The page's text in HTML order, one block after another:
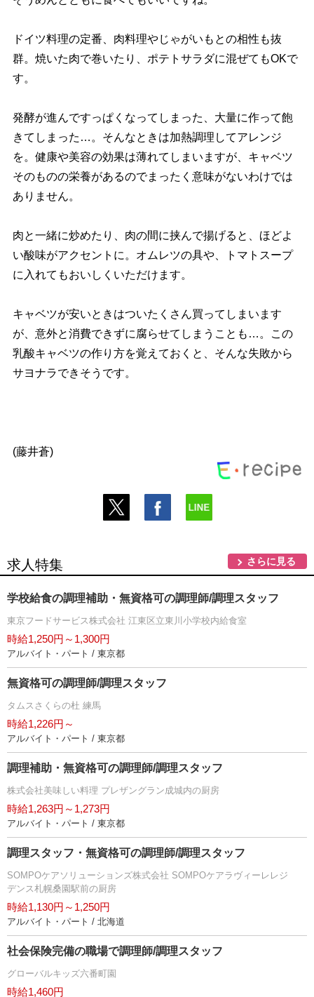
ドイツ料理の定番、肉料理やじゃがいもとの相性も抜
群。焼いた肉で巻いたり、ポテトサラダに混ぜてもOKで
す。
発酵が進んですっぱくなってしまった、大量に作って飽
きてしまった…。そんなときは加熱調理してアレンジ
を。健康や美容の効果は薄れてしまいますが、キャベツ
そのものの栄養があるのでまったく意味がないわけでは
ありません。
肉と一緒に炒めたり、肉の間に挟んで揚げると、ほどよ
い酸味がアクセントに。オムレツの具や、トマトスープ
に入れてもおいしくいただけます。
キャベツが安いときはついたくさん買ってしまいます
が、意外と消費できずに腐らせてしまうことも…。この
乳酸キャベツの作り方を覚えておくと、そんな失敗から
サヨナラできそうです。
(藤井蒼)
求人特集 さらに見る
学校給食の調理補助・無資格可の調理師/調理スタッフ
東京フードサービス株式会社 江東区立東川小学校内給食室
時給1,250円～1,300円
アルバイト・パート / 東京都
無資格可の調理師/調理スタッフ
タムスさくらの杜 練馬
時給1,226円～
アルバイト・パート / 東京都
調理補助・無資格可の調理師/調理スタッフ
株式会社美味しい料理 プレザングラン成城内の厨房
時給1,263円～1,273円
アルバイト・パート / 東京都
調理スタッフ・無資格可の調理師/調理スタッフ
SOMPOケアソリューションズ株式会社 SOMPOケアラヴィーレレジ
デンス札幌桑園駅前の厨房
時給1,130円～1,250円
アルバイト・パート / 北海道
社会保険完備の職場で調理師/調理スタッフ
グローバルキッズ六番町園
時給1,460円